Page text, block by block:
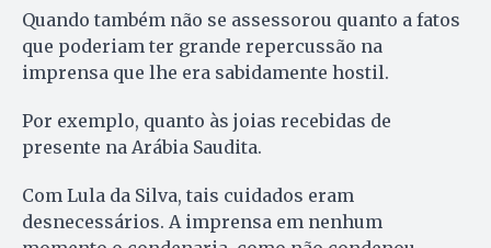
Quando também não se assessorou quanto a fatos
que poderiam ter grande repercussão na
imprensa que lhe era sabidamente hostil.
Por exemplo, quanto às joias recebidas de
presente na Arábia Saudita.
Com Lula da Silva, tais cuidados eram
desnecessários. A imprensa em nenhum